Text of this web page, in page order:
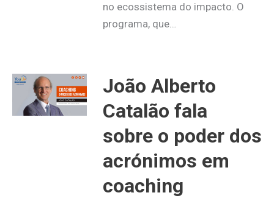
no ecossistema do impacto. O
programa, que…
João Alberto
Catalão fala
sobre o poder dos
acrónimos em
coaching